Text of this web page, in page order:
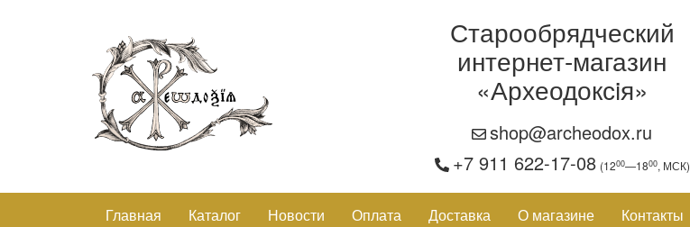
Старообрядческий
интернет-магазин
«Археодоксiя»
shop@archeodox.ru
+7 911 622-17-08 (1200—1800, МСК)
Главная Каталог Новости Оплата Доставка О магазине Контакты